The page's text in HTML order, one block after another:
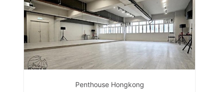
Penthouse Hongkong